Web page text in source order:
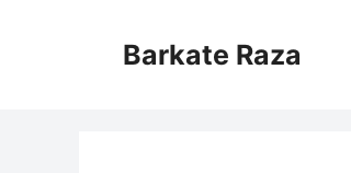
Barkate Raza